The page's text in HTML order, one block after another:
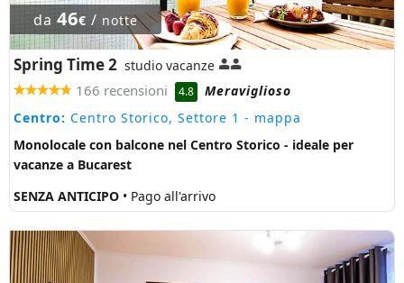
da 46€ / notte
Spring Time 2 studio vacanze
166 recensioni 4.8
Meraviglioso
Centro: Centro Storico, Settore 1 - mappa
Monolocale con balcone nel Centro Storico - ideale per
vacanze a Bucarest
SENZA ANTICIPO • Pago all'arrivo